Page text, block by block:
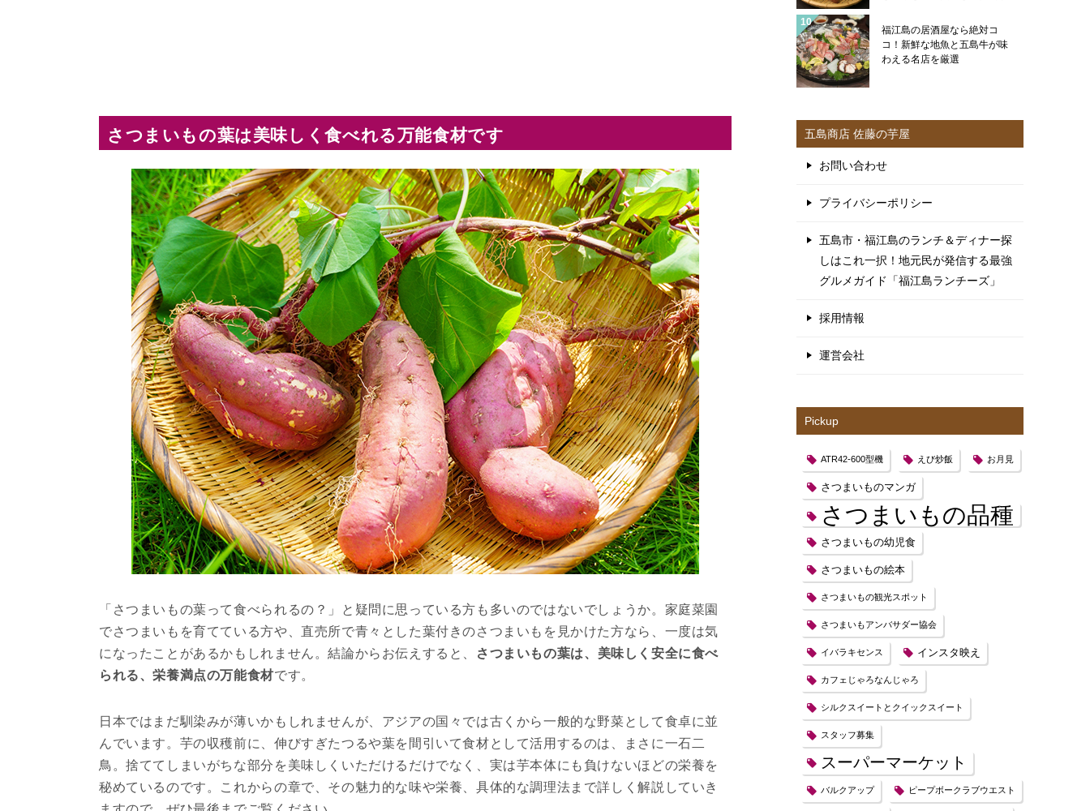
さつまいもの葉は美味しく食べれる万能食材です
「さつまいもの葉って食べられるの？」と疑問に思っている方も多いのではないでしょうか。家庭菜園
でさつまいもを育てている方や、直売所で青々とした葉付きのさつまいもを見かけた方なら、一度は気
になったことがあるかもしれません。結論からお伝えすると、
さつまいもの葉は、美味しく安全に食べ
られる、栄養満点の万能食材です。
日本ではまだ馴染みが薄いかもしれませんが、アジアの国々では古くから一般的な野菜として食卓に並
んでいます。芋の収穫前に、伸びすぎたつるや葉を間引いて食材として活用するのは、まさに一石二
鳥。捨ててしまいがちな部分を美味しくいただけるだけでなく、実は芋本体にも負けないほどの栄養を
秘めているのです。これからの章で、その魅力的な味や栄養、具体的な調理法まで詳しく解説していき
す！安納芋を美味しく食べる
コツも紹介
福江島の居酒屋なら絶対コ
コ！新鮮な地魚と五島牛が味
わえる名店を厳選
五島商店 佐藤の芋屋
お問い合わせ
プライバシーポリシー
五島市・福江島のランチ＆ディナー探
しはこれ一択！地元民が発信する最強
グルメガイド「福江島ランチーズ」
採用情報
運営会社
Pickup
ATR42-600型機 えび炒飯 お月見
さつまいものマンガ
さつまいもの品種
さつまいもの幼児食
さつまいもの絵本
さつまいもの観光スポット
さつまいもアンバサダー協会
イバラキセンス インスタ映え
カフェじゃろなんじゃろ
シルクスイートとクイックスイート
スタッフ募集
スーパーマーケット
バルクアップ ピープボークラブウエスト